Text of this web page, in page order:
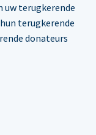
uw terugkerende
terugkerende
donateurs